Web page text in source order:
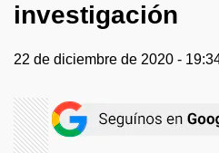
investigación
22 de diciembre de 2020 -